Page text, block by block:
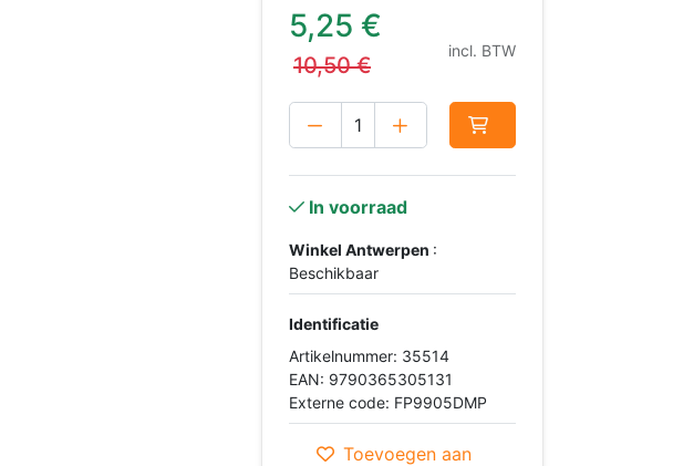
5,25 €
10,50€
incl. BTW
In voorraad
Winkel Antwerpen :
Beschikbaar
Identificatie
Artikelnummer: 35514
EAN: 9790365305131
Externe code: FP9905DMP
Toevoegen aan